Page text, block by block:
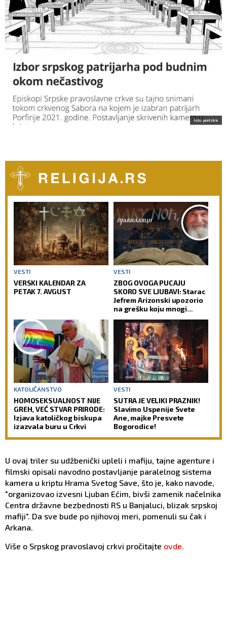
Foto: peintskrin
VESTI
VERSKI KALENDAR ZA
PETAK 7. AVGUST
VESTI
ZBOG OVOGA PUCAJU
SKORO SVE LJUBAVI: Starac
Jefrem Arizonski upozorio
na grešku koju mnogi
KATOLIČANSTVO
HOMOSEKSUALNOST NIJE
GREH, VEĆ STVAR PRIRODE:
Izjava katoličkog biskupa
izazvala buru u Crkvi
VESTI
SUTRA JE VELIKI PRAZNIK!
Slavimo Uspenije Svete
Ane, majke Presvete
Bogorodice!
U ovaj triler su udžbenički upleli i mafiju, tajne agenture i
filmski opisali navodno postavljanje paralelnog sistema
kamera u kriptu Hrama Svetog Save, što je, kako navode,
"organizovao izvesni Ljuban Ećim, bivši zamenik načelnika
Centra državne bezbednosti RS u Banjaluci, blizak srpskoj
mafiji". Da sve bude po njihovoj meri, pomenuli su čak i
Arkana.
Više o Srpskog pravoslavoj crkvi pročitajte ovde.